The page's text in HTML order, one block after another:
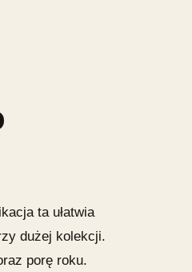
ta ułatwia
dużej kolekcji.
porę roku.